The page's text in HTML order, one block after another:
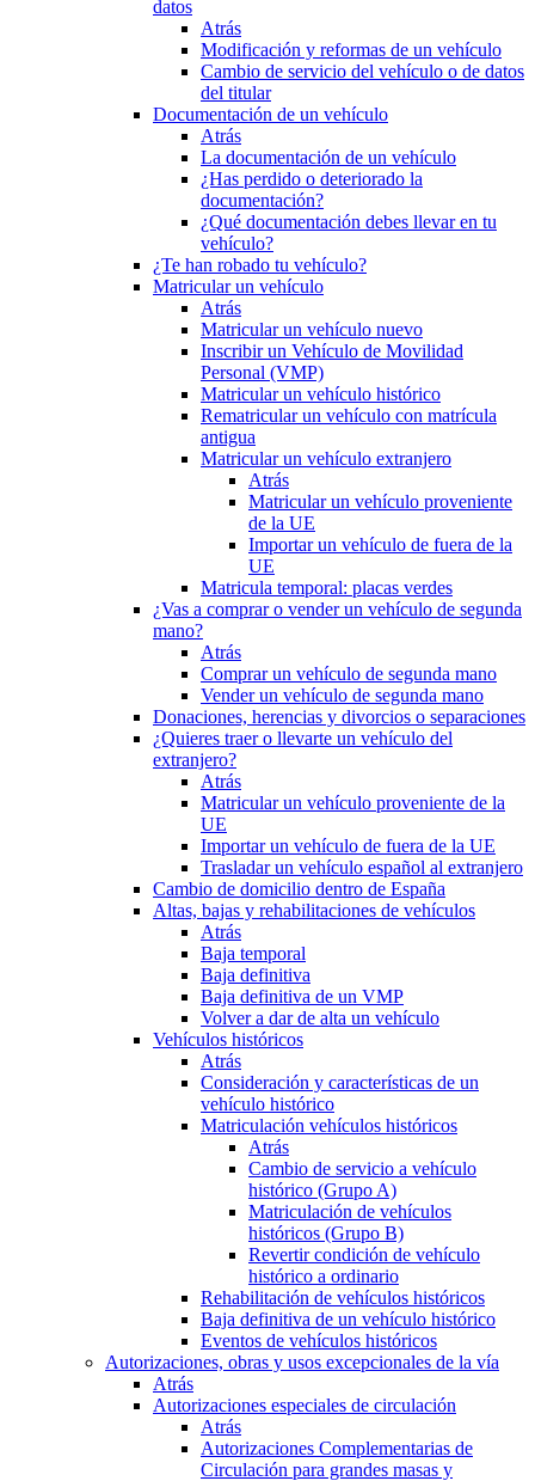
datos
Atrás
Modificación y reformas de un vehículo
Cambio de servicio del vehículo o de datos
del titular
Documentación de un vehículo
Atrás
La documentación de un vehículo
¿Has perdido o deteriorado la
documentación?
¿Qué documentación debes llevar en tu
vehículo?
¿Te han robado tu vehículo?
Matricular un vehículo
Atrás
Matricular un vehículo nuevo
Inscribir un Vehículo de Movilidad
Personal (VMP)
Matricular un vehículo histórico
Rematricular un vehículo con matrícula
antigua
Matricular un vehículo extranjero
Atrás
Matricular un vehículo proveniente
de la UE
Importar un vehículo de fuera de la
UE
Matricula temporal: placas verdes
¿Vas a comprar o vender un vehículo de segunda
mano?
Atrás
Comprar un vehículo de segunda mano
Vender un vehículo de segunda mano
Donaciones, herencias y divorcios o separaciones
¿Quieres traer o llevarte un vehículo del
extranjero?
Atrás
Matricular un vehículo proveniente de la
UE
Importar un vehículo de fuera de la UE
Trasladar un vehículo español al extranjero
Cambio de domicilio dentro de España
Altas, bajas y rehabilitaciones de vehículos
Atrás
Baja temporal
Baja definitiva
Baja definitiva de un VMP
Volver a dar de alta un vehículo
Vehículos históricos
Atrás
Consideración y características de un
vehículo histórico
Matriculación vehículos históricos
Atrás
Cambio de servicio a vehículo
histórico (Grupo A)
Matriculación de vehículos
históricos (Grupo B)
Revertir condición de vehículo
histórico a ordinario
Rehabilitación de vehículos históricos
Baja definitiva de un vehículo histórico
Eventos de vehículos históricos
Autorizaciones, obras y usos excepcionales de la vía
Atrás
Autorizaciones especiales de circulación
Atrás
Autorizaciones Complementarias de
Circulación para grandes masas y